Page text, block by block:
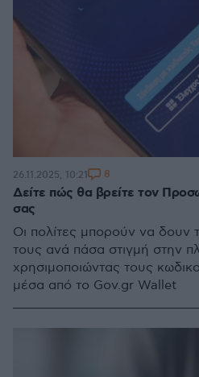
Δείτε πώς θα βρείτε τον
σας
Οι πολίτες μπορούν να δουν
τους ανά πάσα στιγμή στην
χρησιμοποιώντας τους
μέσα από το Gov.gr Wallet
26.11.2025, 10:21 8